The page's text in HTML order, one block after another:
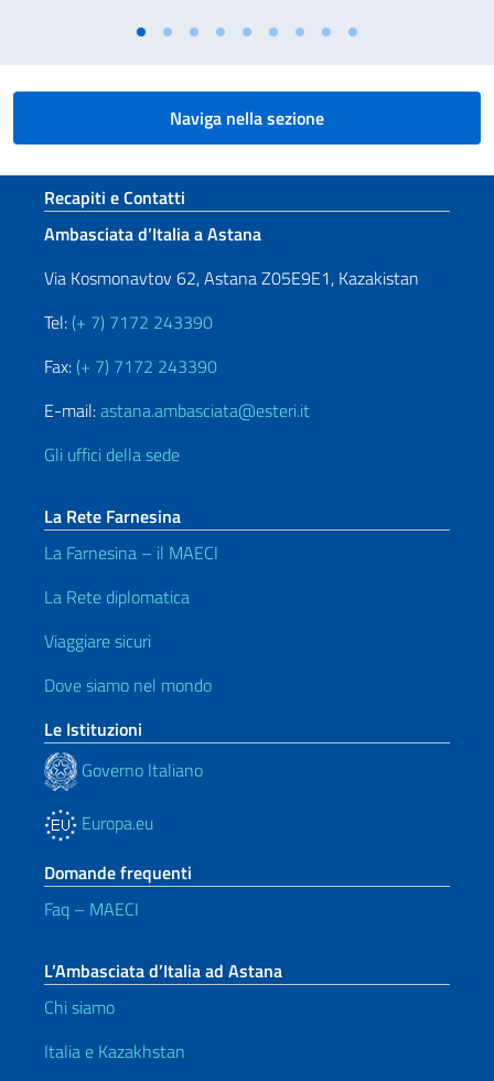
Naviga nella sezione
Sezione footer
Recapiti e Contatti
Ambasciata d’Italia a Astana
Via Kosmonavtov 62, Astana Z05E9E1, Kazakistan
Tel: (+ 7) 7172 243390
Fax: (+ 7) 7172 243390
E-mail:astana.ambasciata@esteri.it
Gli uffici della sede
La Rete Farnesina
La Farnesina – il MAECI
La Rete diplomatica
Viaggiare sicuri
Dove siamo nel mondo
Le Istituzioni
Governo Italiano
Europa.eu
Domande frequenti
Faq – MAECI
L’Ambasciata d’Italia ad Astana
Chi siamo
Italia e Kazakhstan